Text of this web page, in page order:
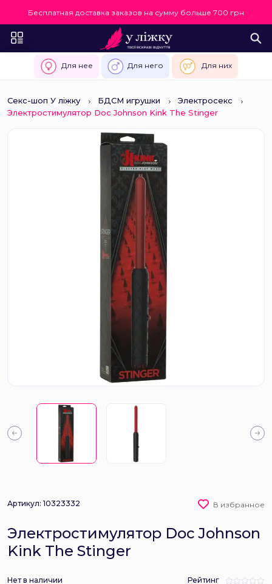
Бесплатная доставка заказов на сумму больше 700 грн
Для нее Для него Для них
Секс-шоп У ліжку БДСМ игрушки
Электросекс
Электростимулятор Doc Johnson Kink The Stinger
Артикул: 10323332 В избранное
Электростимулятор Doc Johnson
Kink The Stinger
Нет в наличии Рейтинг